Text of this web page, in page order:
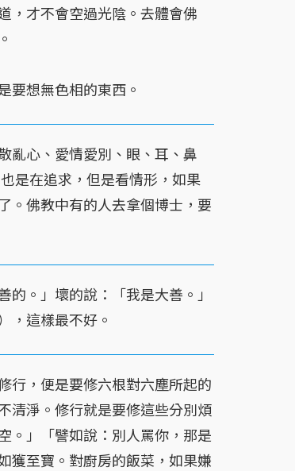
，才不會空過光陰。去體會佛
要想無色相的東西。
亂心、愛情愛別、眼、耳、鼻
是在追求，但是看情形，如果
。佛教中有的人去拿個博士，要
的。」壞的說：「我是大善。」
，這樣最不好。
行，便是要修六根對六塵所起的
清淨。修行就是要修這些分別煩
。」「譬如說：別人罵你，那是
獲至寶。對廚房的飯菜，如果嫌